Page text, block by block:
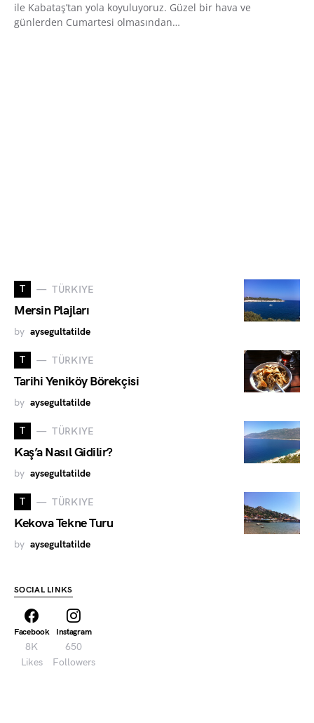
ile Kabataş’tan yola koyuluyoruz. Güzel bir hava ve
günlerden Cumartesi olmasından…
T TÜRKIYE
Mersin Plajları
by aysegultatilde
T TÜRKIYE
Tarihi Yeniköy Börekçisi
by aysegultatilde
T TÜRKIYE
Kaş’a Nasıl Gidilir?
by aysegultatilde
T TÜRKIYE
Kekova Tekne Turu
by aysegultatilde
SOCIAL LINKS
Facebook
8K
Likes
Instagram
650
Followers